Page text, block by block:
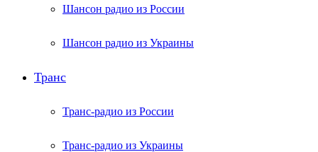
Шансон радио из России
Шансон радио из Украины
Транс
Транс-радио из России
Транс-радио из Украины